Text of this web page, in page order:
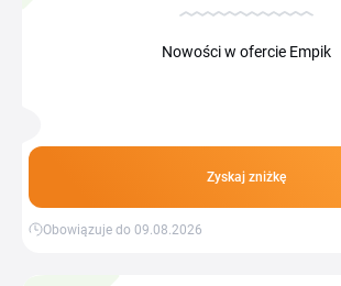
Nowości w ofercie Empik
Zyskaj zniżkę
Obowiązuje do 09.08.2026